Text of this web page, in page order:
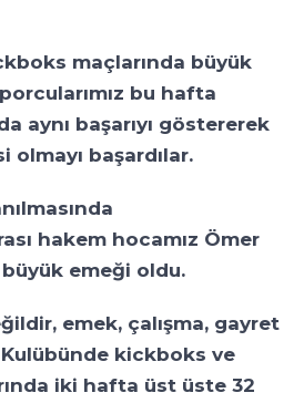
maçlarında büyük
bu hafta
aynı başarıyı göstererek
olmayı başardılar.
hakem hocamız Ömer
emeği oldu.
emek, çalışma, gayret
kickboks ve
iki hafta üst üste 32